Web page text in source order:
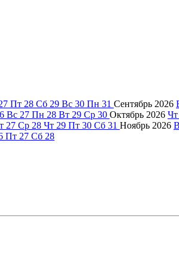
Пт 28 Сб 29 Вс 30 Пн 31 Сентябрь 2026
Вс 27 Пн 28 Вт 29 Ср 30 Октябрь 2026 Чт
27 Ср 28 Чт 29 Пт 30 Сб 31 Ноябрь 2026
Пт 27 Сб 28